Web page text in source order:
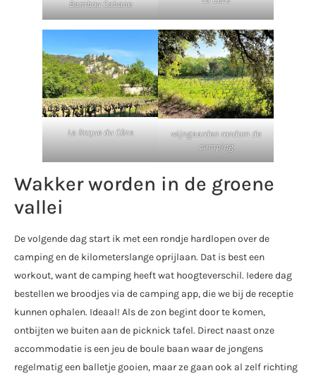
Bambou Cabane
La Roque du Cèze
wijngaarden rondom de
camping
Wakker worden in de groene
vallei
De volgende dag start ik met een rondje hardlopen over de
camping en de kilometerslange oprijlaan. Dat is best een
workout, want de camping heeft wat hoogteverschil. Iedere dag
bestellen we broodjes via de camping app, die we bij de receptie
kunnen ophalen. Ideaal! Als de zon begint door te komen,
ontbijten we buiten aan de picknick tafel. Direct naast onze
accommodatie is een jeu de boule baan waar de jongens
regelmatig een balletje gooien, maar ze gaan ook al zelf richting